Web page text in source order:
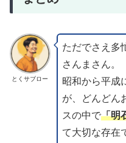
とくサブロー
ただでさえ多
さんまさん。
昭和から平成
が、どんどん
スの中で「明
て大切な存在